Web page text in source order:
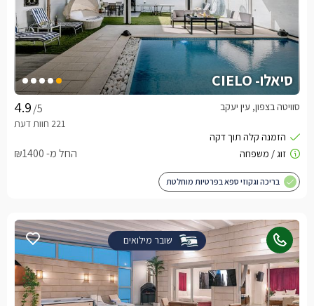
סיאלו- CIELO
/5 סוויטה בצפון, עין יעקב
החל מ- ₪1400
בריכה וגקוזי ספא בפרטיות מוחלטת
שובר מילואים